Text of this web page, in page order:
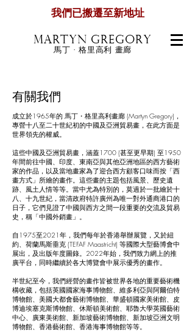
我們已搬遷至新地址
MARTYN GREGORY
馬丁 · 格里高利 畫廊
有關我們
成立於1965年的 馬丁・格里高利畫廊 (Martyn Gregory)，
專營十八至二十世紀初的中國及亞洲貿易畫，在此方面是
世界領先的權威。
這些中國及亞洲貿易畫，涵蓋1700 (甚至更早期) 至1950
年間前往中國、印度、東南亞與其他亞洲地區的西方藝術
家的作品，以及當地畫家為了迎合西方顧客口味而按「西
畫方式」所繪的畫作。這些畫的主題包括風景、歷史遺
跡、風土人情等等。當中尤為特別的，莫過於一批繪於十
八、十九世紀，當清政府特許廣州為唯一對外通商港口的
日子，它們見證了中國與西方之間一段重要的交流及貿易
史，稱「中國外銷畫」。
自1975至2021年，我們每年於香港舉辦展覽，又於紐
約、荷蘭馬斯垂克 (TEFAF Maastricht) 等國際大型藝博會中
展出，及出版年度圖錄。2022年始，我們致力網上的推
廣平台，同時繼續於各大博覽會中展示優秀的畫作。
半世紀至今，我們經營的畫作皆被世界各地的重要藝術機
構收藏，包括英國國家海事博物館、維多利亞與阿爾伯特
博物館、美國大都會藝術博物館、華盛頓國家美術館、皮
博迪埃塞克斯博物館、休斯頓美術館、耶魯大學英國藝術
中心、廣東美術館、新加坡藝術博物館、新加坡亞洲文明
博物館、香港藝術館、香港海事博物館等等。